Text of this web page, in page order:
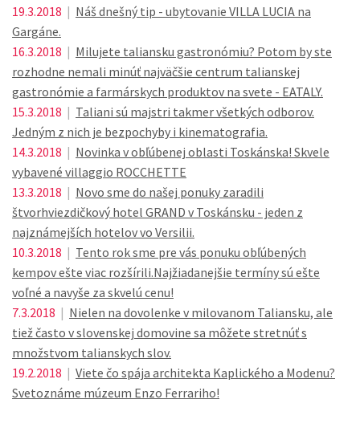
19.3.2018 | Náš dnešný tip - ubytovanie VILLA LUCIA na
Gargáne.
16.3.2018 | Milujete taliansku gastronómiu? Potom by ste
rozhodne nemali minúť najväčšie centrum talianskej
gastronómie a farmárskych produktov na svete - EATALY.
15.3.2018 | Taliani sú majstri takmer všetkých odborov.
Jedným z nich je bezpochyby i kinematografia.
14.3.2018 | Novinka v obľúbenej oblasti Toskánska! Skvele
vybavené villaggio ROCCHETTE
13.3.2018 | Novo sme do našej ponuky zaradili
štvorhviezdičkový hotel GRAND v Toskánsku - jeden z
najznámejších hotelov vo Versilii.
10.3.2018 | Tento rok sme pre vás ponuku obľúbených
kempov ešte viac rozšírili.Najžiadanejšie termíny sú ešte
voľné a navyše za skvelú cenu!
7.3.2018 | Nielen na dovolenke v milovanom Taliansku, ale
tiež často v slovenskej domovine sa môžete stretnúť s
množstvom talianskych slov.
19.2.2018 | Viete čo spája architekta Kaplického a Modenu?
Svetoznáme múzeum Enzo Ferrariho!